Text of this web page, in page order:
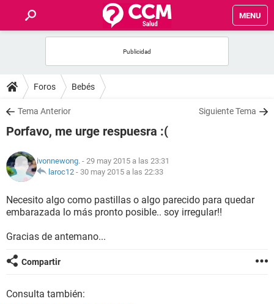
MENU
FOROS
SALUD
NUTRICIÓN
BIENESTAR
SEXUALIDAD
GLOSARIO
Foros Bebés
Tema Anterior Siguiente Tema
Porfavo, me urge respuesra :(
ivonnewong. - 29 may 2015 a las 23:31
laroc12 - 30 may 2015 a las 22:33
Necesito algo como pastillas o algo parecido para quedar
embarazada lo más pronto posible.. soy irregular!!
Gracias de antemano...
Compartir
Consulta también: